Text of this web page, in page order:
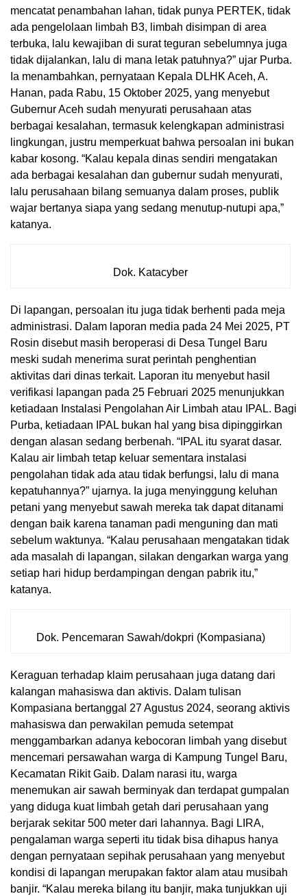
mencatat penambahan lahan, tidak punya PERTEK, tidak
ada pengelolaan limbah B3, limbah disimpan di area
terbuka, lalu kewajiban di surat teguran sebelumnya juga
tidak dijalankan, lalu di mana letak patuhnya?” ujar Purba.
Ia menambahkan, pernyataan Kepala DLHK Aceh, A.
Hanan, pada Rabu, 15 Oktober 2025, yang menyebut
Gubernur Aceh sudah menyurati perusahaan atas
berbagai kesalahan, termasuk kelengkapan administrasi
lingkungan, justru memperkuat bahwa persoalan ini bukan
kabar kosong. “Kalau kepala dinas sendiri mengatakan
ada berbagai kesalahan dan gubernur sudah menyurati,
lalu perusahaan bilang semuanya dalam proses, publik
wajar bertanya siapa yang sedang menutup-nutupi apa,”
katanya.
Dok. Katacyber
Di lapangan, persoalan itu juga tidak berhenti pada meja
administrasi. Dalam laporan media pada 24 Mei 2025, PT
Rosin disebut masih beroperasi di Desa Tungel Baru
meski sudah menerima surat perintah penghentian
aktivitas dari dinas terkait. Laporan itu menyebut hasil
verifikasi lapangan pada 25 Februari 2025 menunjukkan
ketiadaan Instalasi Pengolahan Air Limbah atau IPAL. Bagi
Purba, ketiadaan IPAL bukan hal yang bisa dipinggirkan
dengan alasan sedang berbenah. “IPAL itu syarat dasar.
Kalau air limbah tetap keluar sementara instalasi
pengolahan tidak ada atau tidak berfungsi, lalu di mana
kepatuhannya?” ujarnya. Ia juga menyinggung keluhan
petani yang menyebut sawah mereka tak dapat ditanami
dengan baik karena tanaman padi menguning dan mati
sebelum waktunya. “Kalau perusahaan mengatakan tidak
ada masalah di lapangan, silakan dengarkan warga yang
setiap hari hidup berdampingan dengan pabrik itu,”
katanya.
Dok. Pencemaran Sawah/dokpri (Kompasiana)
Keraguan terhadap klaim perusahaan juga datang dari
kalangan mahasiswa dan aktivis. Dalam tulisan
Kompasiana bertanggal 27 Agustus 2024, seorang aktivis
mahasiswa dan perwakilan pemuda setempat
menggambarkan adanya kebocoran limbah yang disebut
mencemari persawahan warga di Kampung Tungel Baru,
Kecamatan Rikit Gaib. Dalam narasi itu, warga
menemukan air sawah berminyak dan terdapat gumpalan
yang diduga kuat limbah getah dari perusahaan yang
berjarak sekitar 500 meter dari lahannya. Bagi LIRA,
pengalaman warga seperti itu tidak bisa dihapus hanya
dengan pernyataan sepihak perusahaan yang menyebut
kondisi di lapangan merupakan faktor alam atau musibah
banjir. “Kalau mereka bilang itu banjir, maka tunjukkan uji